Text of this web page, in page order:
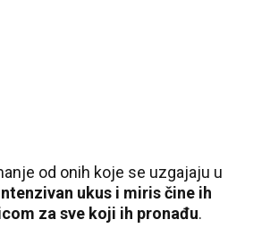
od onih koje se uzgajaju u
ukus i miris čine ih
za sve koji ih pronađu.